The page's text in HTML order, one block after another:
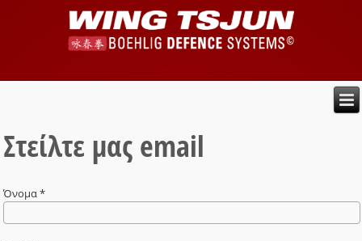
Στείλτε μας email
Όνομα *